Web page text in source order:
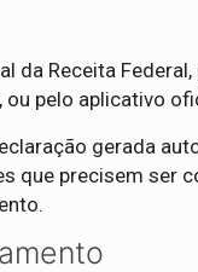
Receita
pelo aplicativo
gerada
que precisem ser